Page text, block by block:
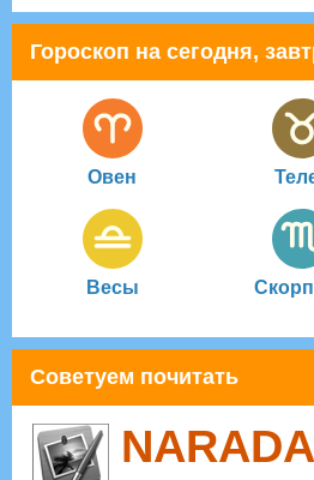
Гороскоп на сегодня,
Овен
Весы
Советуем почитать